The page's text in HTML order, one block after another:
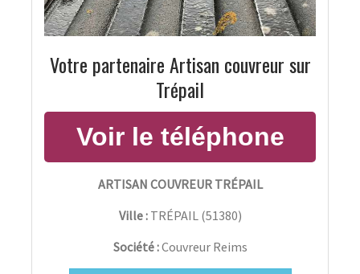
Votre partenaire Artisan couvreur sur
Trépail
ARTISAN COUVREUR TRÉPAIL
Ville : TRÉPAIL(51380)
Société :Couvreur Reims